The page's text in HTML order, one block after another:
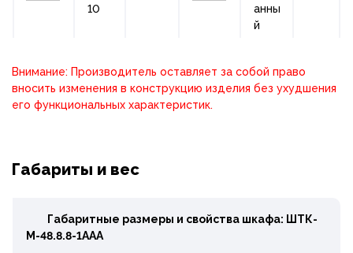
10
анны
й
Внимание: Производитель оставляет за собой право
вносить изменения в конструкцию изделия без ухудшения
его функциональных характеристик.
Габариты и вес
Габаритные размеры и свойства шкафа: ШТК-
М-48.8.8-1ААА